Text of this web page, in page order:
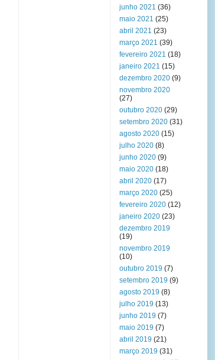
junho 2021 (36)
maio 2021 (25)
abril 2021 (23)
março 2021 (39)
fevereiro 2021 (18)
janeiro 2021 (15)
dezembro 2020 (9)
novembro 2020
(27)
outubro 2020 (29)
setembro 2020 (31)
agosto 2020 (15)
julho 2020 (8)
junho 2020 (9)
maio 2020 (18)
abril 2020 (17)
março 2020 (25)
fevereiro 2020 (12)
janeiro 2020 (23)
dezembro 2019
(19)
novembro 2019
(10)
outubro 2019 (7)
setembro 2019 (9)
agosto 2019 (8)
julho 2019 (13)
junho 2019 (7)
maio 2019 (7)
abril 2019 (21)
março 2019 (31)